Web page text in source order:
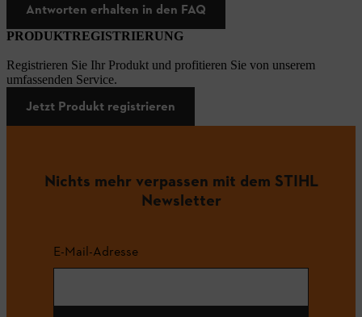
Antworten erhalten in den FAQ
PRODUKTREGISTRIERUNG
Registrieren Sie Ihr Produkt und profitieren Sie von unserem
umfassenden Service.
Jetzt Produkt registrieren
Nichts mehr verpassen mit dem STIHL
Newsletter
E-Mail-Adresse